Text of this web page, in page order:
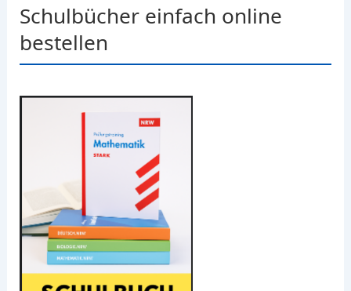
Schulbücher einfach online
bestellen